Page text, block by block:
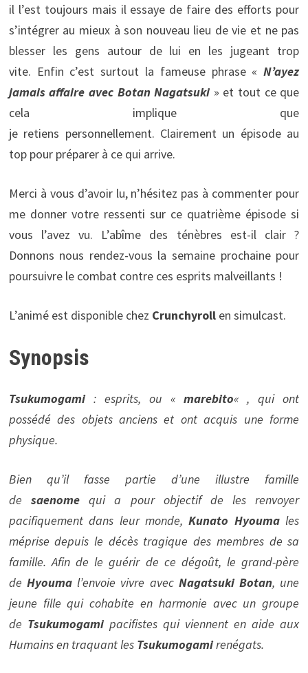
il l’est toujours mais il essaye de faire des efforts pour
s’intégrer au mieux à son nouveau lieu de vie et ne pas
blesser les gens autour de lui en les jugeant trop
vite. Enfin c’est surtout la fameuse phrase «N’ayez
jamais affaire avec Botan Nagatsuki» et tout ce que
cela implique que
je retiens personnellement. Clairement un épisode au
top pour préparer à ce qui arrive.
Merci à vous d’avoir lu, n’hésitez pas à commenter pour
me donner votre ressenti sur ce quatrième épisode si
vous l’avez vu. L’abîme des ténèbres est-il clair ?
Donnons nous rendez-vous la semaine prochaine pour
poursuivre le combat contre ces esprits malveillants !
L’animé est disponible chez Crunchyroll en simulcast.
Synopsis
Tsukumogami: esprits, ou «marebito« , qui ont
possédé des objets anciens et ont acquis une forme
physique.
Bien qu’il fasse partie d’une illustre famille
de saenomequi a pour objectif de les renvoyer
pacifiquement dans leur monde,Kunato Hyoumales
méprise depuis le décès tragique des membres de sa
famille. Afin de le guérir de ce dégoût, le grand-père
de Hyouma l’envoie vivre avec Nagatsuki Botan, une
jeune fille qui cohabite en harmonie avec un groupe
de Tsukumogamipacifistes qui viennent en aide aux
Humains en traquant les Tsukumogamirenégats.